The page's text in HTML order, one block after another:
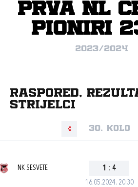
Prva NL
pioniri
2023/2024
Raspored,
strijelci
30. kolo
16.05.2024. 20:30
NK SESVETE 1 : 4